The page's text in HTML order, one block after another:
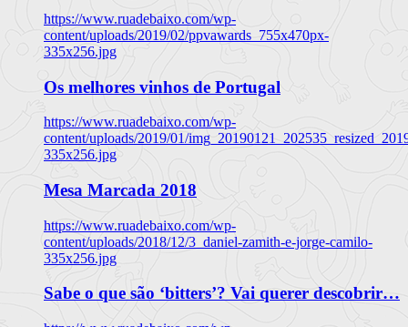
https://www.ruadebaixo.com/wp-
content/uploads/2019/02/ppvawards_755x470px-
335x256.jpg
Os melhores vinhos de Portugal
https://www.ruadebaixo.com/wp-
content/uploads/2019/01/
335x256.jpg
Mesa Marcada 2018
https://www.ruadebaixo.com/wp-
content/uploads/2018/12/3_daniel-zamith-e-jorge-camilo-
335x256.jpg
Sabe o que são ‘bitters’? Vai querer descobrir…